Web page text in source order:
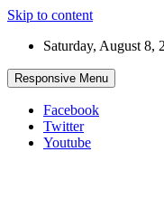
Skip to content
Saturday, August 8,
Responsive Menu
Facebook
Twitter
Youtube